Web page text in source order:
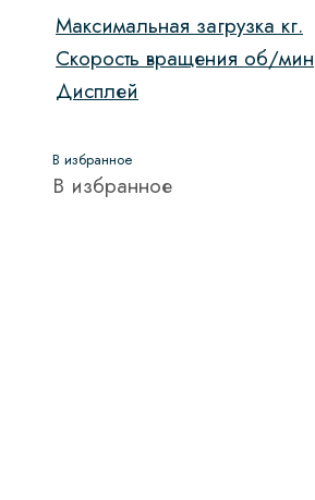
Максимальная загрузка кг.
Скорость вращения об/мин
Дисплей
В избранное
В избранное